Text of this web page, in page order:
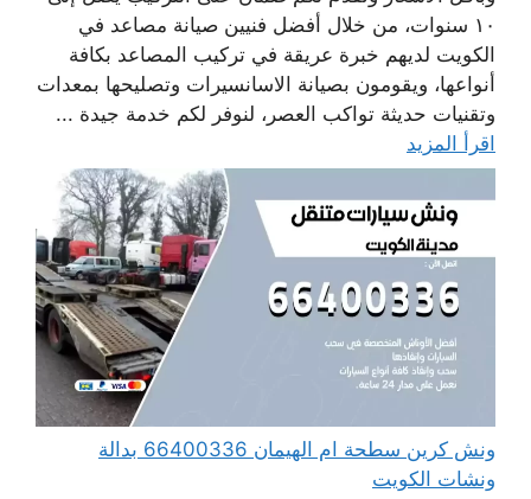
١٠ سنوات، من خلال أفضل فنيين صيانة مصاعد في
الكويت لديهم خبرة عريقة في تركيب المصاعد بكافة
أنواعها، ويقومون بصيانة الاسانسيرات وتصليحها بمعدات
وتقنيات حديثة تواكب العصر، لنوفر لكم خدمة جيدة ...
اقرأ المزيد
ونش كرين سطحة ام الهيمان 66400336 بدالة
ونشات الكويت